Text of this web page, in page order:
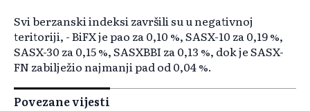
Svi berzanski indeksi završili su u negativnoj
teritoriji, - BiFX je pao za 0,10 %, SASX-10 za 0,19 %,
SASX-30 za 0,15 %, SASXBBI za 0,13 %, dok je SASX-
FN zabilježio najmanji pad od 0,04 %.
Povezane vijesti